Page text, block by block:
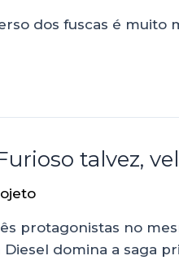
dos fuscas é muito
talvez,
protagonistas no
domina a saga